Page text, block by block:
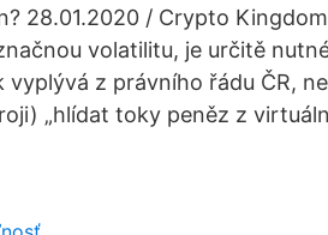
28.01.2020 / Crypto
volatilitu, je určitě
vyplývá z právního řádu ČR,
„hlídat toky peněz z